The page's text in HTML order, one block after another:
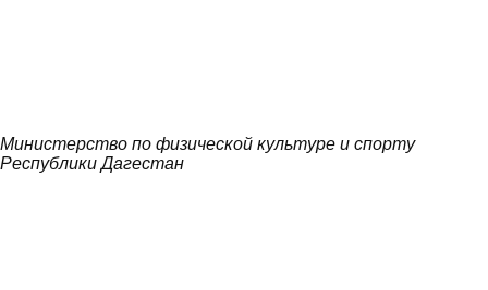
Министерство по физической культуре и спорту
Республики Дагестан